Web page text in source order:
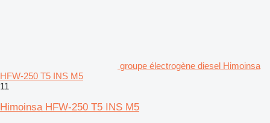
groupe électrogène diesel Himoinsa
HFW-250 T5 INS M5
11
Himoinsa HFW-250 T5 INS M5